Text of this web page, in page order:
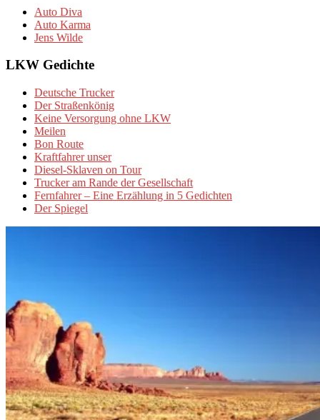
Auto Diva
Auto Karma
Jens Wilde
LKW Gedichte
Deutsche Trucker
Der Straßenkönig
Keine Versorgung ohne LKW
Meilen
Bon Route
Kraftfahrer unser
Diesel-Sklaven on Tour
Trucker am Rande der Gesellschaft
Fernfahrer – Eine Erzählung in 5 Gedichten
Der Spiegel